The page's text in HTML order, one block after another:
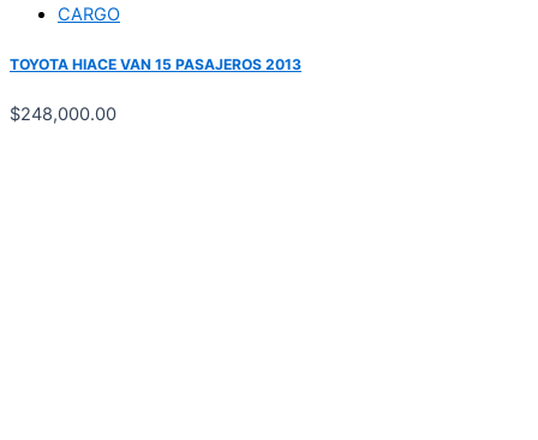
CARGO
TOYOTA HIACE VAN 15 PASAJEROS 2013
$248,000.00